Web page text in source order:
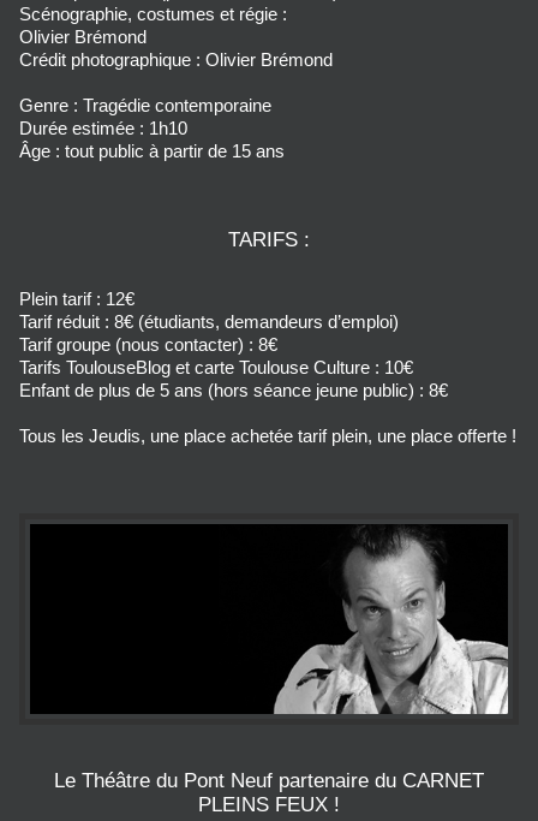
Scénographie, costumes et régie :
Olivier Brémond
Crédit photographique : Olivier Brémond
Genre : Tragédie contemporaine
Durée estimée : 1h10
Âge : tout public à partir de 15 ans
TARIFS :
Plein tarif : 12€
Tarif réduit : 8€ (étudiants, demandeurs d’emploi)
Tarif groupe (nous contacter) : 8€
Tarifs ToulouseBlog et carte Toulouse Culture : 10€
Enfant de plus de 5 ans (hors séance jeune public) : 8€
Tous les Jeudis, une place achetée tarif plein, une place offerte !
Le Théâtre du Pont Neuf partenaire du CARNET
PLEINS FEUX !